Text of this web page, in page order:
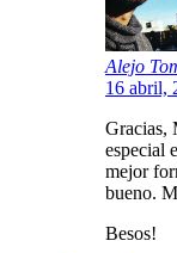
Alejo
16 abril,
Gracias,
especial
mejor
bueno.
Besos!